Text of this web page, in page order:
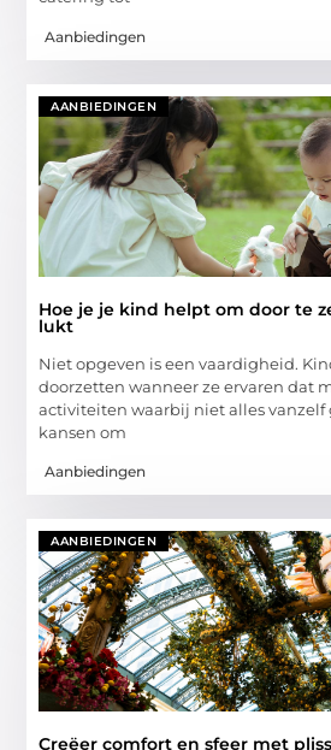
Aanbiedingen
AANBIEDINGEN
Hoe je je kind helpt om door te
lukt
Niet opgeven is een vaardigheid.
doorzetten wanneer ze ervaren dat
activiteiten waarbij niet alles vanzelf
kansen om
Aanbiedingen
AANBIEDINGEN
Creëer comfort en sfeer met